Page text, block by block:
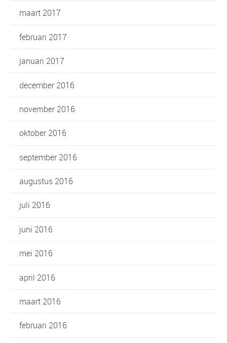
maart 2017
februari 2017
januari 2017
december 2016
november 2016
oktober 2016
september 2016
augustus 2016
juli 2016
juni 2016
mei 2016
april 2016
maart 2016
februari 2016